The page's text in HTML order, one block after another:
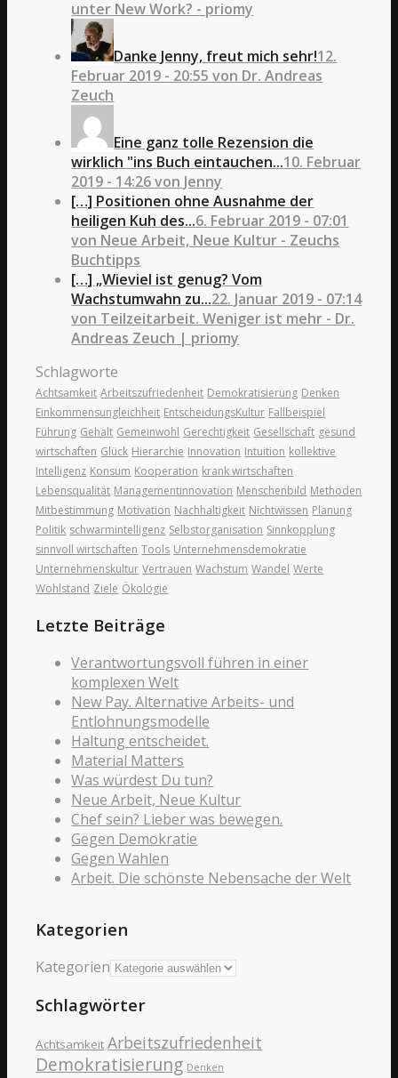
unter New Work? - priomy
Danke Jenny, freut mich sehr!12.
Februar 2019 - 20:55 von Dr. Andreas
Zeuch
Eine ganz tolle Rezension die
wirklich "ins Buch eintauchen...10. Februar
2019 - 14:26 von Jenny
[…] Positionen ohne Ausnahme der
heiligen Kuh des...6. Februar 2019 - 07:01
von Neue Arbeit, Neue Kultur - Zeuchs
Buchtipps
[…] „Wieviel ist genug? Vom
Wachstumwahn zu...22. Januar 2019 - 07:14
von Teilzeitarbeit. Weniger ist mehr - Dr.
Andreas Zeuch | priomy
Schlagworte
Achtsamkeit Arbeitszufriedenheit Demokratisierung Denken
Einkommensungleichheit EntscheidungsKultur Fallbeispiel
Führung Gehalt Gemeinwohl Gerechtigkeit Gesellschaft gesund
wirtschaften Glück Hierarchie Innovation Intuition kollektive
Intelligenz Konsum Kooperation krank wirtschaften
Lebensqualität Managementinnovation Menschenbild Methoden
Mitbestimmung Motivation Nachhaltigkeit Nichtwissen Planung
Politik schwarmintelligenz Selbstorganisation Sinnkopplung
sinnvoll wirtschaften Tools Unternehmensdemokratie
Unternehmenskultur Vertrauen Wachstum Wandel Werte
Wohlstand Ziele Ökologie
Letzte Beiträge
Verantwortungsvoll führen in einer
komplexen Welt
New Pay. Alternative Arbeits- und
Entlohnungsmodelle
Haltung entscheidet.
Material Matters
Was würdest Du tun?
Neue Arbeit, Neue Kultur
Chef sein? Lieber was bewegen.
Gegen Demokratie
Gegen Wahlen
Arbeit. Die schönste Nebensache der Welt
Kategorien
Kategorien
Schlagwörter
Achtsamkeit Arbeitszufriedenheit
Demokratisierung Denken